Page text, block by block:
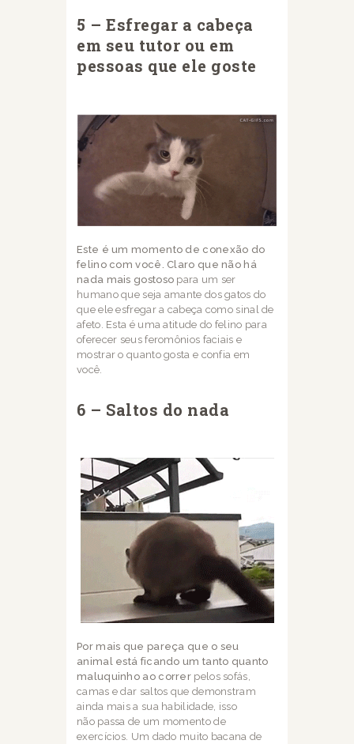
5 – Esfregar a cabeça
em seu tutor ou em
pessoas que ele goste
Este é um momento de conexão do
felino com você. Claro que não há
nada mais gostoso para um ser
humano que seja amante dos gatos do
que ele esfregar a cabeça como sinalde
afeto. Esta é uma atitude do felino para
oferecer seus feromônios faciais e
mostrar o quanto gosta e confia em
você.
6 – Saltos do nada
Por mais que pareça que o seu
animal está ficando um tanto quanto
maluquinho ao correr pelos sofás,
camas e dar saltos que demonstram
ainda mais a sua habilidade, isso
não passa de um momento de
exercícios. Um dado muito bacana de